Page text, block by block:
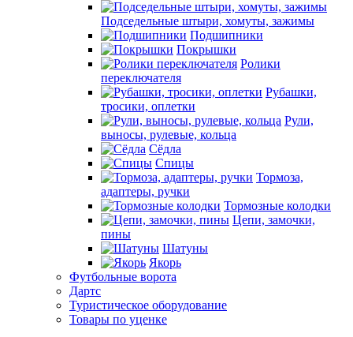
Подседельные штыри, хомуты, зажимы
Подшипники
Покрышки
Ролики
переключателя
Рубашки,
тросики, оплетки
Рули,
выносы, рулевые, кольца
Сёдла
Спицы
Тормоза,
адаптеры, ручки
Тормозные колодки
Цепи, замочки,
пины
Шатуны
Якорь
Футбольные ворота
Дартс
Туристическое оборудование
Товары по уценке